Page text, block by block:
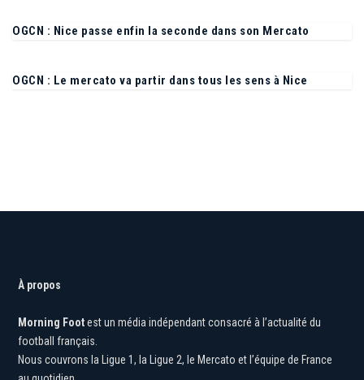
OGCN : Nice passe enfin la seconde dans son Mercato
OGCN : Le mercato va partir dans tous les sens à Nice
À propos
Morning Foot
est un média indépendant consacré à l’actualité du
football français.
Nous couvrons la Ligue 1, la Ligue 2, le Mercato et l’équipe de France